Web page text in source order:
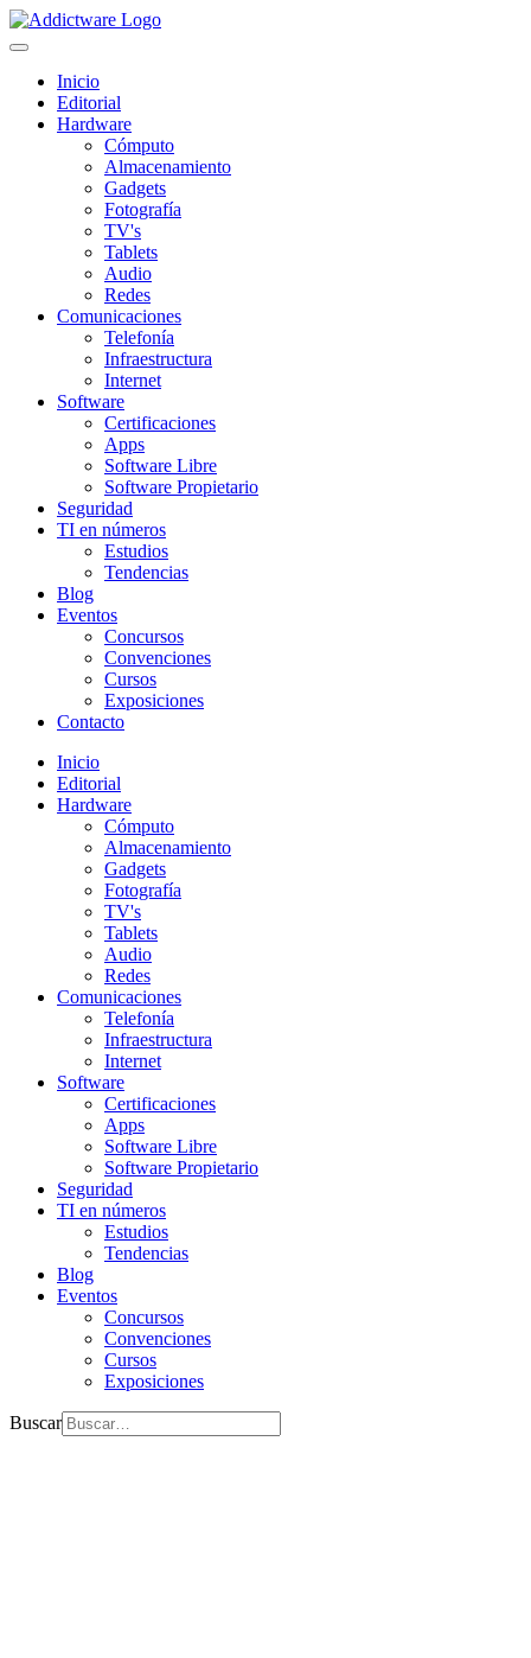
Inicio
Editorial
Hardware
Cómputo
Almacenamiento
Gadgets
Fotografía
TV's
Tablets
Audio
Redes
Comunicaciones
Telefonía
Infraestructura
Internet
Software
Certificaciones
Apps
Software Libre
Software Propietario
Seguridad
TI en números
Estudios
Tendencias
Blog
Eventos
Concursos
Convenciones
Cursos
Exposiciones
Contacto
Inicio
Editorial
Hardware
Cómputo
Almacenamiento
Gadgets
Fotografía
TV's
Tablets
Audio
Redes
Comunicaciones
Telefonía
Infraestructura
Internet
Software
Certificaciones
Apps
Software Libre
Software Propietario
Seguridad
TI en números
Estudios
Tendencias
Blog
Eventos
Concursos
Convenciones
Cursos
Exposiciones
Buscar